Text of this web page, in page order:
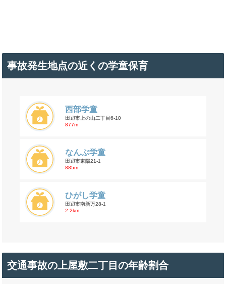
事故発生地点の近くの学童保育
西部学童
田辺市上の山二丁目6-10
877m
なんぶ学童
田辺市東陽21-1
885m
ひがし学童
田辺市南新万28-1
2.2km
交通事故の上屋敷二丁目の年齢割合